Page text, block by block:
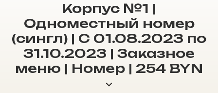
Корпус №1 |
Одноместный номер
(сингл) | С 01.08.2023 по
31.10.2023 | Заказное
меню | Номер | 254 BYN
ОНЛАЙН БРОНИРОВАНИЕ